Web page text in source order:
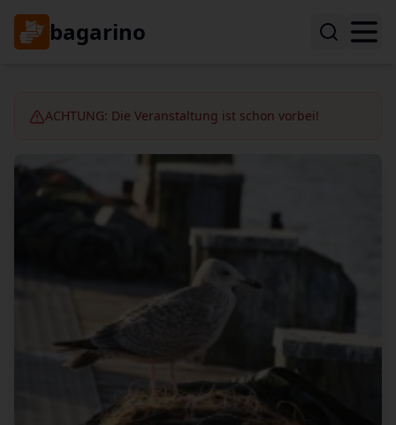
bagarino
ACHTUNG: Die Veranstaltung ist schon vorbei!